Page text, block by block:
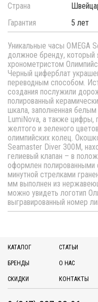
Страна
Гарантия
5 лет
Уникальные часы OMEGA
должное бренду, который
хронометристом
Черный циферблат
переводным способом.
создания послужили
полированный
шкала, заполненная
LumiNova, а также цифры,
желтого и зеленого
олимпийских колец.
Seamaster Diver 300M,
гелиевый клапан – в
оформлен полированными
минутной стрелками
мм выполнен из
можно увидеть логотип
выгравированный номер
КАТАЛОГ
БРЕНДЫ
СКИДКИ
СТАТЬИ
О НАС
КОНТАКТЫ